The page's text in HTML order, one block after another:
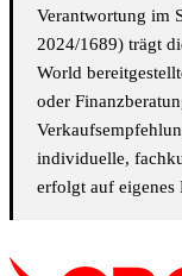
Verantwortung im
2024/1689) trägt
World
oder
individuelle,
erfolgt auf eigenes